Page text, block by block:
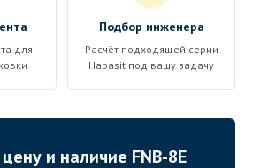
для
Подбор инженера
Расчёт подходящей серии
Habasit под вашу задачу
и наличие FNB-8E